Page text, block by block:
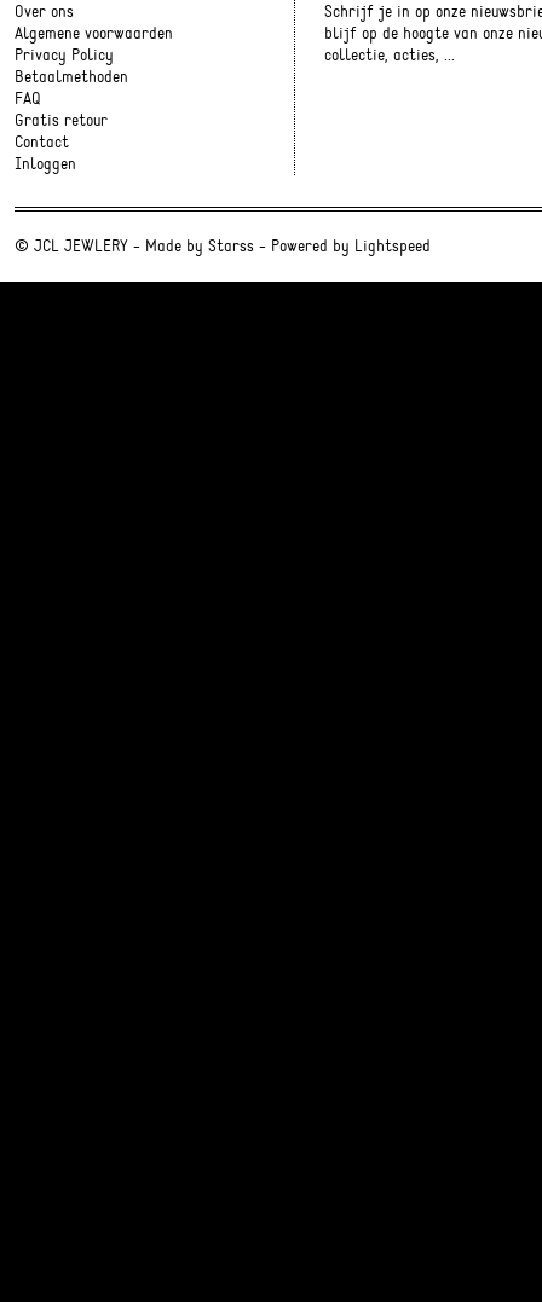
Over ons
Algemene voorwaarden
Privacy Policy
Betaalmethoden
FAQ
Gratis retour
Contact
Inloggen
Schrijf je in op onze
blijf op de hoogte van onze
collectie, acties, ...
© JCL JEWLERY - Made by Starss - Powered by Lightspeed